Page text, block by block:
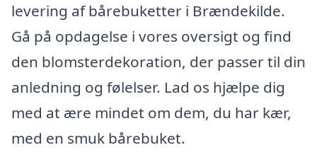
levering af bårebuketter i Brændekilde.
Gå på opdagelse i vores oversigt og find
den blomsterdekoration, der passer til din
anledning og følelser. Lad os hjælpe dig
med at ære mindet om dem, du har kær,
med en smuk bårebuket.